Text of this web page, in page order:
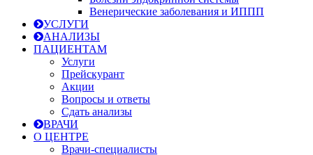
Венерические заболевания и ИППП
УСЛУГИ
АНАЛИЗЫ
ПАЦИЕНТАМ
Услуги
Прейскурант
Акции
Вопросы и ответы
Сдать анализы
ВРАЧИ
О ЦЕНТРЕ
Врачи-специалисты